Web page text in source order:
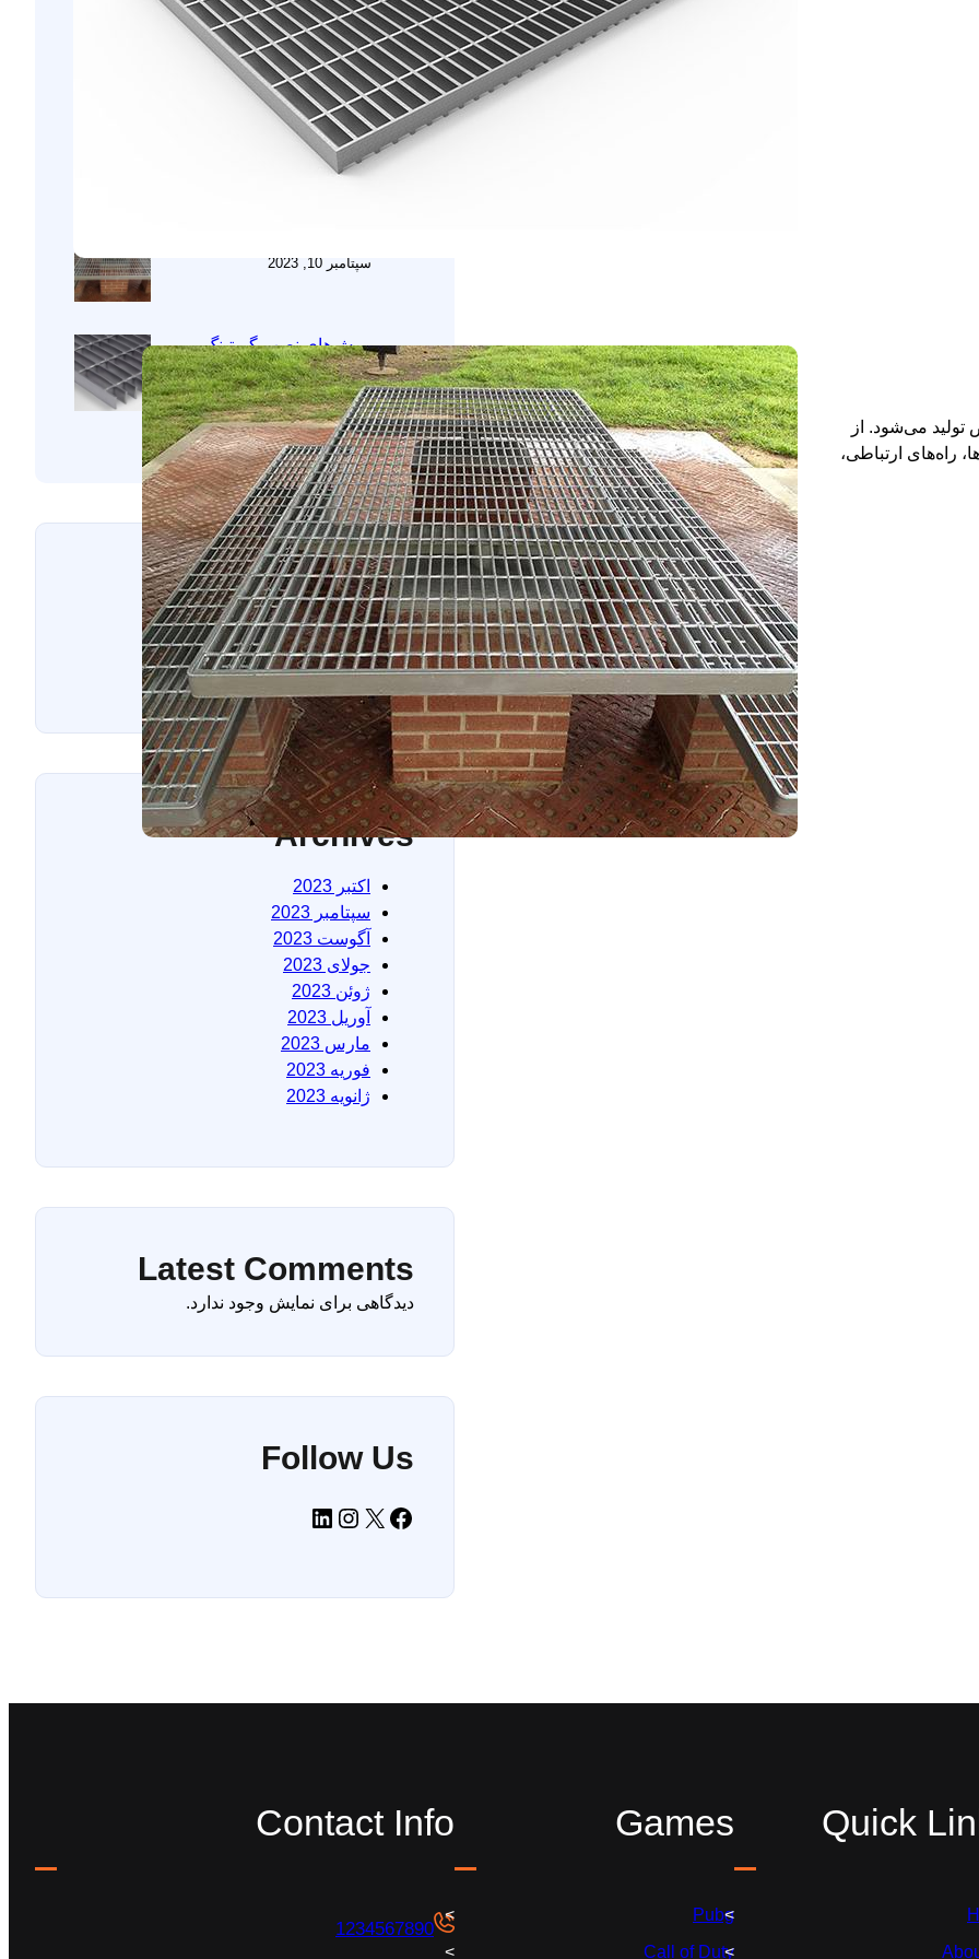
می‌شود. از
راه‌های ارتباطی،
مزایا و معایب استفاده از
گریتینگ در پروژه‌های
ساختمانی
اکتبر 7, 2023
کاربرد گریتینگ‌ برجسته در
برقراری امنیت
سپتامبر 25, 2023
سپتامبر 10, 2023
روش‌های نصب گریتینگ
آگوست 5, 2023
Categories
دسته‌بندی نشده(1)
مقالات(25)
Archives
اکتبر 2023
سپتامبر 2023
آگوست 2023
جولای 2023
ژوئن 2023
آوریل 2023
مارس 2023
فوریه 2023
ژانویه 2023
Latest Comments
دیدگاهی برای نمایش وجود ندارد.
Follow Us
فیس‌بوک X اینستاگرم لینکداین
Quick
Games
Pubg
Call of Duty
Contact Info
1234567890